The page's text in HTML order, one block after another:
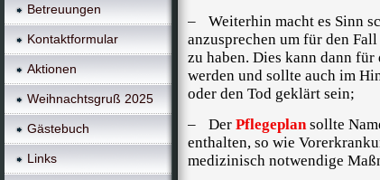
Betreuungen
Kontaktformular
Aktionen
Weihnachtsgruß 2025
Gästebuch
Links
–
Weiterhin macht es Sinn
anzusprechen um für den
zu haben. Dies kann dann
werden und sollte auch im
oder den Tod geklärt sein;
–
Der Pflegeplansollte
enthalten, so wie
medizinisch notwendige